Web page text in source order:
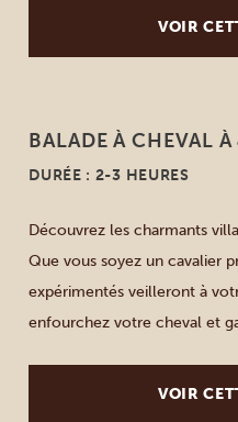
rivières et de petits […]
VOIR
BALADE À CHEVAL
DURÉE : 2-3 HEURES
Découvrez les charmants
Que vous soyez un cavalier
expérimentés veilleront à
enfourchez votre cheval et
VOIR